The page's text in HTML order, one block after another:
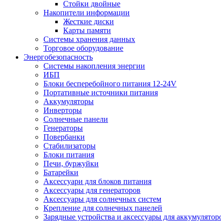
Стойки двойные
Накопители информации
Жесткие диски
Карты памяти
Системы хранения данных
Торговое оборудование
Энергобезопасность
Системы накопления энергии
ИБП
Блоки бесперебойного питания 12-24V
Портативные источники питания
Аккумуляторы
Инверторы
Солнечные панели
Генераторы
Повербанки
Стабилизаторы
Блоки питания
Печи, буржуйки
Батарейки
Аксессуари для блоков питания
Аксессуары для генераторов
Аксессуары для солнечных систем
Крепление для солнечных панелей
Зарядные устройства и аксессуары для